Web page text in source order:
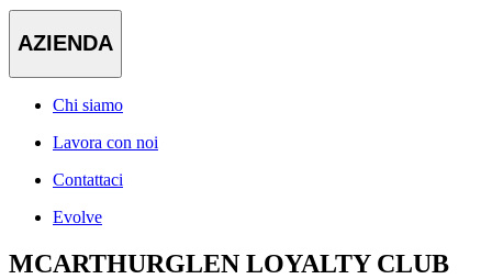
AZIENDA
Chi siamo
Lavora con noi
Contattaci
Evolve
MCARTHURGLEN LOYALTY CLUB